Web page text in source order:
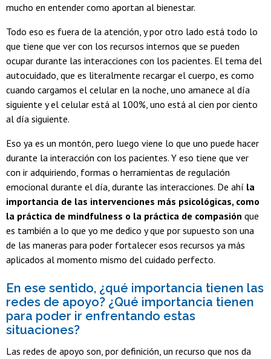
mucho en entender como aportan al bienestar.
Todo eso es fuera de la atención, y por otro lado está todo lo
que tiene que ver con los recursos internos que se pueden
ocupar durante las interacciones con los pacientes. El tema del
autocuidado, que es literalmente recargar el cuerpo, es como
cuando cargamos el celular en la noche, uno amanece al día
siguiente y el celular está al 100%, uno está al cien por ciento
al día siguiente.
Eso ya es un montón, pero luego viene lo que uno puede hacer
durante la interacción con los pacientes. Y eso tiene que ver
con ir adquiriendo, formas o herramientas de regulación
emocional durante el día, durante las interacciones. De ahí la
importancia de las intervenciones más psicológicas, como
la práctica de mindfulness o la práctica de compasión que
es también a lo que yo me dedico y que por supuesto son una
de las maneras para poder fortalecer esos recursos ya más
aplicados al momento mismo del cuidado perfecto.
En ese sentido, ¿qué importancia tienen las
redes de apoyo? ¿Qué importancia tienen
para poder ir enfrentando estas
situaciones?
Las redes de apoyo son, por definición, un recurso que nos da